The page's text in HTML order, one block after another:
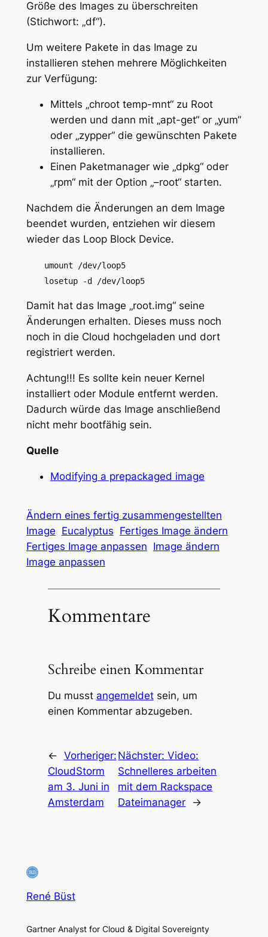
Größe des Images zu überschreiten
(Stichwort: „df“).
Um weitere Pakete in das Image zu
installieren stehen mehrere Möglichkeiten
zur Verfügung:
Mittels „chroot temp-mnt“ zu Root
werden und dann mit „apt-get“ or „yum“
oder „zypper“ die gewünschten Pakete
installieren.
Einen Paketmanager wie „dpkg“ oder
„rpm“ mit der Option „–root“ starten.
Nachdem die Änderungen an dem Image
beendet wurden, entziehen wir diesem
wieder das Loop Block Device.
umount /dev/loop5
losetup -d /dev/loop5
Damit hat das Image „root.img“ seine
Änderungen erhalten. Dieses muss noch
noch in die Cloud hochgeladen und dort
registriert werden.
Achtung!!! Es sollte kein neuer Kernel
installiert oder Module entfernt werden.
Dadurch würde das Image anschließend
nicht mehr bootfähig sein.
Quelle
Modifying a prepackaged image
Ändern eines fertig zusammengestellten
Image Eucalyptus Fertiges Image ändern
Fertiges Image anpassen Image ändern
Image anpassen
Kommentare
Schreibe einen Kommentar
Du musst angemeldetsein, um
einen Kommentar abzugeben.
← Vorheriger:
CloudStorm
am 3. Juni in
Amsterdam
Nächster:Video:
Schnelleres arbeiten
mit dem Rackspace
Dateimanager
→
René Büst
Gartner Analyst for Cloud & Digital Sovereignty